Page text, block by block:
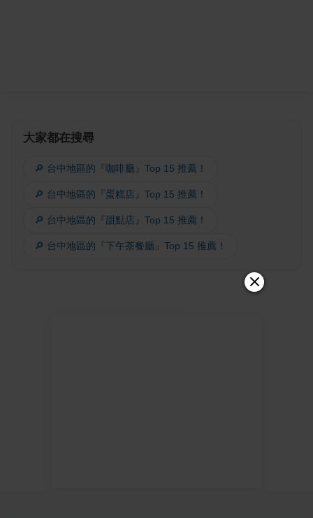
大家都在搜尋
🔎 台中地區的『咖啡廳』Top 15 推薦！
🔎 台中地區的『蛋糕店』Top 15 推薦！
🔎 台中地區的『甜點店』Top 15 推薦！
🔎 台中地區的『下午茶餐廳』Top 15 推薦！